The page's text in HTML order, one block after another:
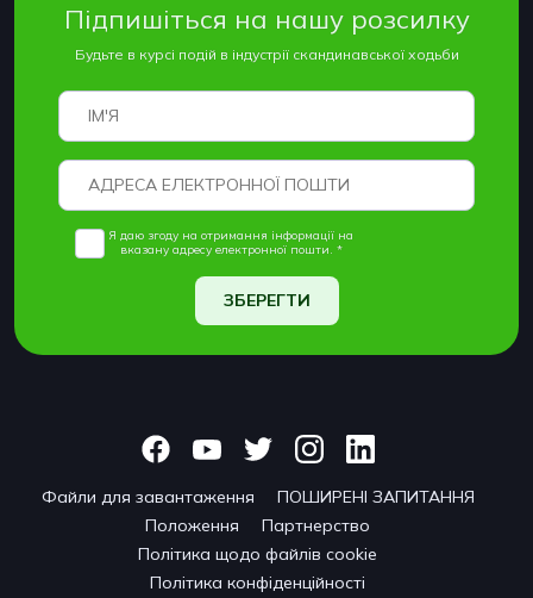
Підпишіться на нашу розсилку
Будьте в курсі подій в індустрії скандинавської ходьби
Я даю згоду на отримання інформації на
вказану адресу електронної пошти. *
ЗБЕРЕГТИ
Файли для завантаження
ПОШИРЕНІ ЗАПИТАННЯ
Положення
Партнерство
Політика щодо файлів cookie
Політика конфіденційності